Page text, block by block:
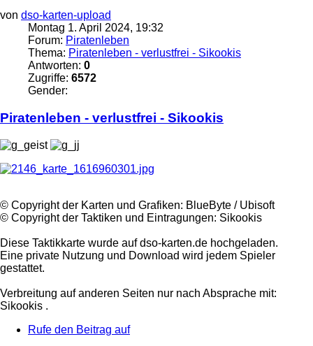
von dso-karten-upload
Montag 1. April 2024, 19:32
Forum: Piratenleben
Thema: Piratenleben - verlustfrei - Sikookis
Antworten: 0
Zugriffe: 6572
Gender:
Piratenleben - verlustfrei - Sikookis
©️ Copyright der Karten und Grafiken: BlueByte / Ubisoft
©️ Copyright der Taktiken und Eintragungen: Sikookis
Diese Taktikkarte wurde auf dso-karten.de hochgeladen.
Eine private Nutzung und Download wird jedem Spieler
gestattet.
Verbreitung auf anderen Seiten nur nach Absprache mit:
Sikookis .
Rufe den Beitrag auf